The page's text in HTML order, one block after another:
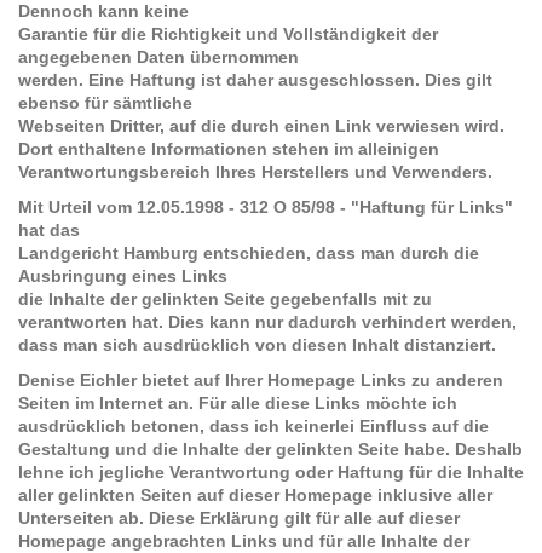
Dennoch kann keine
Garantie für die Richtigkeit und Vollständigkeit der
angegebenen Daten übernommen
werden. Eine Haftung ist daher ausgeschlossen. Dies gilt
ebenso für sämtliche
Webseiten Dritter, auf die durch einen Link verwiesen wird.
Dort enthaltene Informationen stehen im alleinigen
Verantwortungsbereich Ihres Herstellers und Verwenders.
Mit Urteil vom 12.05.1998 - 312 O 85/98 - "Haftung für Links"
hat das
Landgericht Hamburg entschieden, dass man durch die
Ausbringung eines Links
die Inhalte der gelinkten Seite gegebenfalls mit zu
verantworten hat. Dies kann nur dadurch verhindert werden,
dass man sich ausdrücklich von diesen Inhalt distanziert.
Denise Eichler bietet auf Ihrer Homepage Links zu anderen
Seiten im Internet an. Für alle diese Links möchte ich
ausdrücklich betonen, dass ich keinerlei Einfluss auf die
Gestaltung und die Inhalte der gelinkten Seite habe. Deshalb
lehne ich jegliche Verantwortung oder Haftung für die Inhalte
aller gelinkten Seiten auf dieser Homepage inklusive aller
Unterseiten ab. Diese Erklärung gilt für alle auf dieser
Homepage angebrachten Links und für alle Inhalte der